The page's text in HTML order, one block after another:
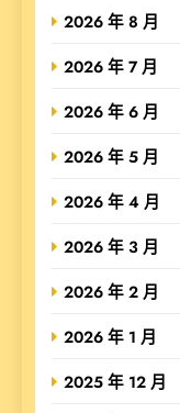
2026 年 8 月
2026 年 7 月
2026 年 6 月
2026 年 5 月
2026 年 4 月
2026 年 3 月
2026 年 2 月
2026 年 1 月
2025 年 12 月